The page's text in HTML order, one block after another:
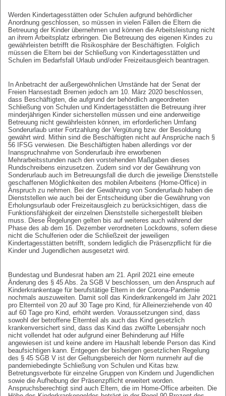
Werden Kindertagesstätten oder Schulen aufgrund behördlicher
Anordnung geschlossen, so müssen in vielen Fällen die Eltern die
Betreuung der Kinder übernehmen und können die Arbeitsleistung nicht
an ihrem Arbeitsplatz erbringen. Die Betreuung des eigenen Kindes zu
gewährleisten betrifft die Risikosphäre der Beschäftigten. Folglich
müssen die Eltern bei der Schließung von Kindertagesstätten und
Schulen im Bedarfsfall Urlaub und/oder Freizeitausgleich beantragen.
In Anbetracht der außergewöhnlichen Umstände hat der Senat der
Freien Hansestadt Bremen jedoch am 10. März 2020 beschlossen,
dass Beschäftigten, die aufgrund der behördlich angeordneten
Schließung von Schulen und Kindertagesstätten die Betreuung ihrer
minderjährigen Kinder sicherstellen müssen und eine anderweitige
Betreuung nicht gewährleisten können, im erforderlichen Umfang
Sonderurlaub unter Fortzahlung der Vergütung bzw. der Besoldung
gewährt wird. Mithin sind die Beschäftigten nicht auf Ansprüche nach §
56 IFSG verwiesen. Die Beschäftigten haben allerdings vor der
Inanspruchnahme von Sonderurlaub ihre erworbenen
Mehrarbeitsstunden nach den vorstehenden Maßgaben dieses
Rundschreibens einzusetzen. Zudem sind vor der Gewährung von
Sonderurlaub auch im Betreuungsfall die durch die jeweilige Dienststelle
geschaffenen Möglichkeiten des mobilen Arbeitens (Home-Office) in
Anspruch zu nehmen. Bei der Gewährung von Sonderurlaub haben die
Dienststellen wie auch bei der Entscheidung über die Gewährung von
Erholungsurlaub oder Freizeitausgleich zu berücksichtigen, dass die
Funktionsfähigkeit der einzelnen Dienststelle sichergestellt bleiben
muss. Diese Regelungen gelten bis auf weiteres auch während der
Phase des ab dem 16. Dezember verordneten Lockdowns, sofern diese
nicht die Schulferien oder die Schließzeit der jeweiligen
Kindertagesstätten betrifft, sondern lediglich die Präsenzpflicht für die
Kinder und Jugendlichen ausgesetzt wird.
Bundestag und Bundesrat haben am 21. April 2021 eine erneute
Änderung des § 45 Abs. 2a SGB V beschlossen, um den Anspruch auf
Kinderkrankentage für berufstätige Eltern in der Corona-Pandemie
nochmals auszuweiten. Damit soll das Kinderkrankengeld im Jahr 2021
pro Elternteil von 20 auf 30 Tage pro Kind, für Alleinerziehende von 40
auf 60 Tage pro Kind, erhöht werden. Voraussetzungen sind, dass
sowohl der betroffene Elternteil als auch das Kind gesetzlich
krankenversichert sind, dass das Kind das zwölfte Lebensjahr noch
nicht vollendet hat oder aufgrund einer Behinderung auf Hilfe
angewiesen ist und keine andere im Haushalt lebende Person das Kind
beaufsichtigen kann. Entgegen der bisherigen gesetzlichen Regelung
des § 45 SGB V ist der Geltungsbereich der Norm nunmehr auf die
pandemiebedingte Schließung von Schulen und Kitas bzw.
Betretungsverbote für einzelne Gruppen von Kindern und Jugendlichen
sowie die Aufhebung der Präsenzpflicht erweitert worden.
Anspruchsberechtigt sind auch Eltern, die im Home-Office arbeiten. Die